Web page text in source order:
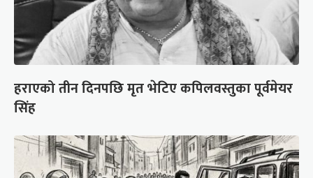
हराएको तीन दिनपछि मृत भेटिए कपिलवस्तुका पूर्वमेयर
सिंह